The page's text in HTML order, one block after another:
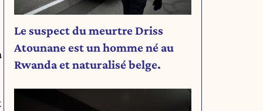
Le suspect du meurtre Driss
Atounane est un homme né au
Rwanda et naturalisé belge.